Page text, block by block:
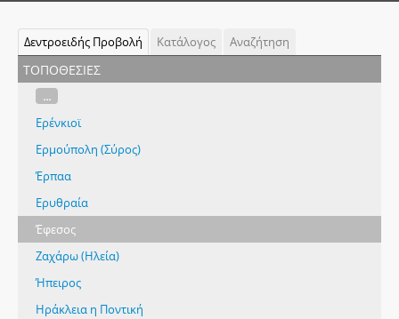
Δεντροειδής Προβολή Κατάλογος Αναζήτηση
τοποθεσίες
...
Ερένκιοϊ
Ερμούπολη (Σύρος)
Έρπαα
Ερυθραία
Έφεσος
Ζαχάρω (Ηλεία)
Ήπειρος
Ηράκλεια η Ποντική